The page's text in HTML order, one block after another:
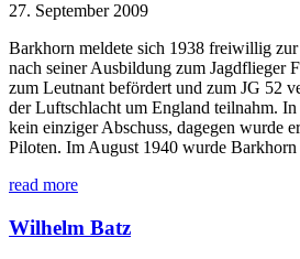
27. September 2009
Barkhorn meldete sich 1938 freiwillig
nach seiner Ausbildung zum Jagdflieger
zum Leutnant befördert und zum JG 52
der Luftschlacht um England teilnahm.
kein einziger Abschuss, dagegen wurde
Piloten. Im August 1940 wurde
read more
Wilhelm Batz